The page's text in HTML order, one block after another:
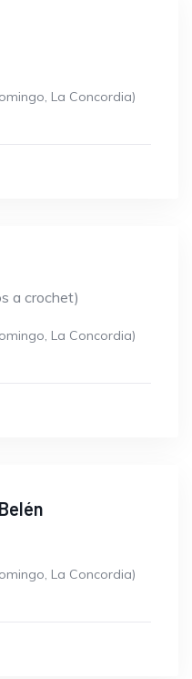
La Concordia)
a crochet)
La Concordia)
La Concordia)